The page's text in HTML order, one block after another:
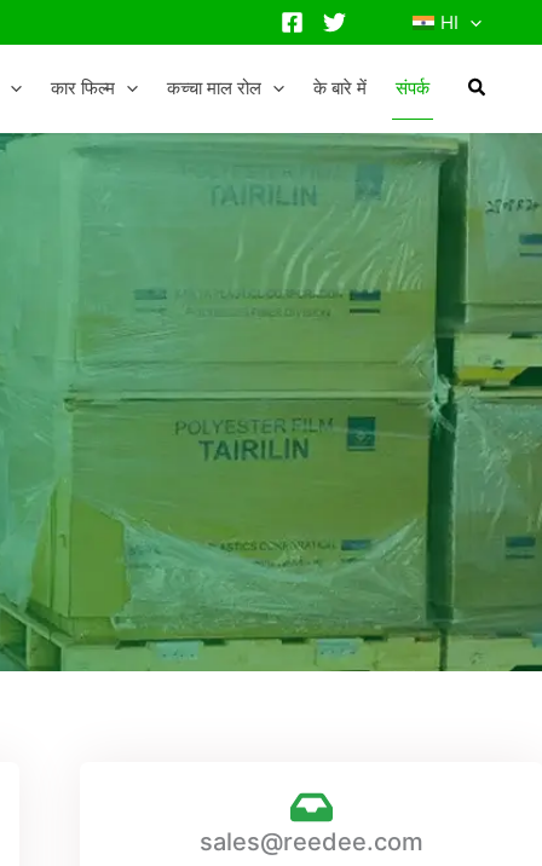
HI
कार फिल्म कच्चा माल रोल के बारे में संपर्क
sales@reedee.com